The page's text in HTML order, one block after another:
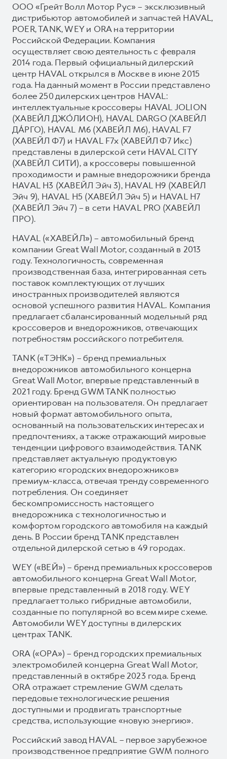
ООО «Грейт Волл Мотор Рус» – эксклюзивный
дистрибьютор автомобилей и запчастей HAVAL,
POER, TANK, WEY и ORA на территории
Российской Федерации. Компания
осуществляет свою деятельность с февраля
2014 года. Первый официальный дилерский
центр HAVAL открылся в Москве в июне 2015
года. На данный момент в России представлено
более 250 дилерских центров HAVAL:
интеллектуальные кроссоверы HAVAL JOLION
(ХАВЕЙЛ ДЖО́ЛИОН), HAVAL DARGO (ХАВЕЙЛ
ДА́РГО), HAVAL М6 (ХАВЕЙЛ M6), HAVAL F7
(ХАВЕЙЛ Ф7) и HAVAL F7x (ХАВЕЙЛ Ф7 Икс)
представлены в дилерской сети HAVAL CITY
(ХАВЕЙЛ СИТИ), а кроссоверы повышенной
проходимости и рамные внедорожники бренда
HAVAL H3 (ХАВЕЙЛ Эйч 3), HAVAL H9 (ХАВЕЙЛ
Эйч 9), HAVAL H5 (ХАВЕЙЛ Эйч 5) и HAVAL H7
(ХАВЕЙЛ Эйч 7) – в сети HAVAL PRO (ХАВЕЙЛ
ПРО).
HAVAL («ХАВЕЙЛ») – автомобильный бренд
компании Great Wall Motor, созданный в 2013
году. Технологичность, современная
производственная база, интегрированная сеть
поставок комплектующих от лучших
иностранных производителей являются
основой успешного развития HAVAL. Компания
предлагает сбалансированный модельный ряд
кроссоверов и внедорожников, отвечающих
потребностям российского потребителя.
TANK («ТЭНК») – бренд премиальных
внедорожников автомобильного концерна
Great Wall Motor, впервые представленный в
2021 году. Бренд GWM TANK полностью
ориентирован на пользователя. Он предлагает
новый формат автомобильного опыта,
основанный на пользовательских интересах и
предпочтениях, а также отражающий мировые
тенденции цифрового взаимодействия. TANK
представляет актуальную продуктовую
категорию «городских внедорожников»
премиум-класса, отвечая тренду современного
потребления. Он соединяет
бескомпромиссность настоящего
внедорожника с технологичностью и
комфортом городского автомобиля на каждый
день. В России бренд TANK представлен
отдельной дилерской сетью в 49 городах.
WEY («ВЕЙ») – бренд премиальных кроссоверов
автомобильного концерна Great Wall Motor,
впервые представленный в 2018 году. WEY
предлагает только гибридные автомобили,
созданные по популярной во всем мире схеме.
Автомобили WEY доступны в дилерских
центрах TANK.
ORA («ОРА») – бренд городских премиальных
электромобилей концерна Great Wall Motor,
представленный в октябре 2023 года. Бренд
ORA отражает стремление GWM сделать
передовые технологические решения
доступными и продвигать транспортные
средства, использующие «новую энергию».
Российский завод HAVAL – первое зарубежное
производственное предприятие GWM полного